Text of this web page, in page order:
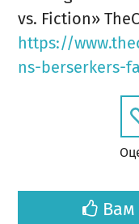
vs. Fiction»
https://
ns-berserkers-
Вам